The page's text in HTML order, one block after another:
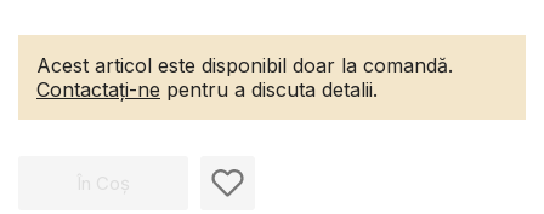
Acest articol este disponibil doar la comandă.
Contactați-ne pentru a discuta detalii.
În Coș